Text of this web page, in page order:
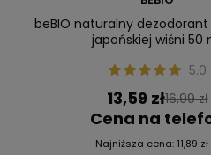
beBIO naturalny
japońskiej wiśni 50
5.0
13,59 zł16,99 zł
Cena na
Najniższa cena: 11,89 zł